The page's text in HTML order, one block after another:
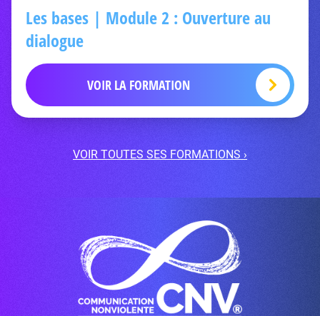
Les bases | Module 2 : Ouverture au
dialogue
VOIR LA FORMATION
VOIR TOUTES SES FORMATIONS ›